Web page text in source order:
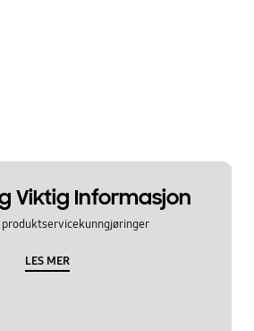
Viktig Informasjon
LES MER